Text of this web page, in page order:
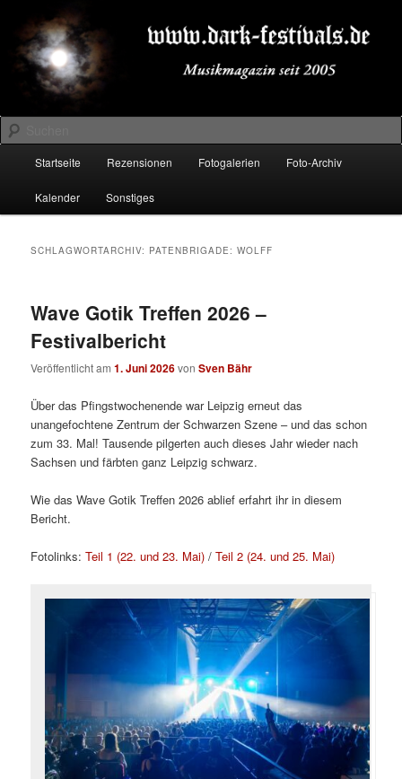
primären
Inhalt
springen
sekundären
Inhalt
springenDARK-FESTIVALS.DE
Suchen
Startseite Rezensionen Fotogalerien Foto-Archiv
Kalender Sonstiges
SCHLAGWORTARCHIV: PATENBRIGADE: WOLFF
Wave Gotik Treffen 2026 –
Festivalbericht
Veröffentlicht am1. Juni 2026vonSven Bähr
Über das Pfingstwochenende war Leipzig erneut das
unangefochtene Zentrum der Schwarzen Szene – und das schon
zum 33. Mal! Tausende pilgerten auch dieses Jahr wieder nach
Sachsen und färbten ganz Leipzig schwarz.
Wie das Wave Gotik Treffen 2026 ablief erfahrt ihr in diesem
Bericht.
Fotolinks:Teil 1 (22. und 23. Mai) /Teil 2 (24. und 25. Mai)